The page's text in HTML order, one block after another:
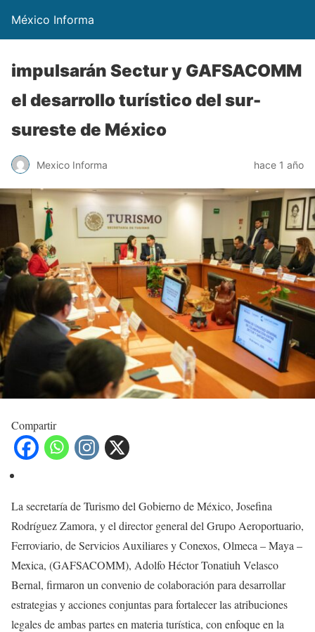
México Informa
impulsarán Sectur y GAFSACOMM
el desarrollo turístico del sur-
sureste de México
Mexico Informa hace 1 año
Compartir
La secretaría de Turismo del Gobierno de México, Josefina
Rodríguez Zamora, y el director general del Grupo Aeroportuario,
Ferroviario, de Servicios Auxiliares y Conexos, Olmeca – Maya –
Mexica, (GAFSACOMM), Adolfo Héctor Tonatiuh Velasco
Bernal, firmaron un convenio de colaboración para desarrollar
estrategias y acciones conjuntas para fortalecer las atribuciones
legales de ambas partes en materia turística, con enfoque en la